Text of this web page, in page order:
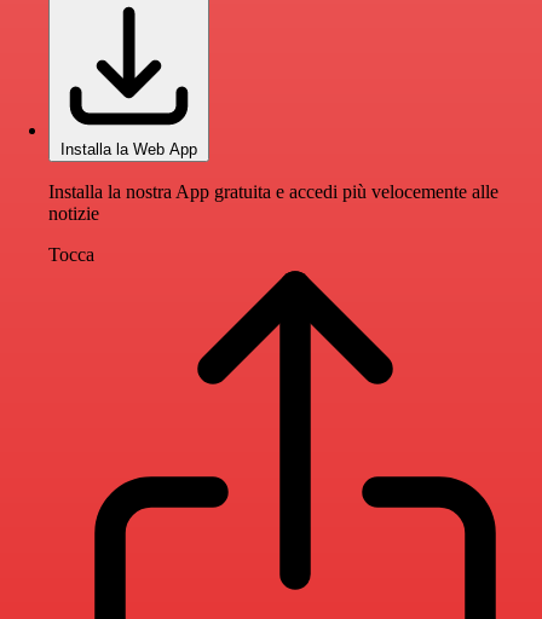
Installa la Web App
Installa la nostra App gratuita e accedi più velocemente alle
notizie
Tocca